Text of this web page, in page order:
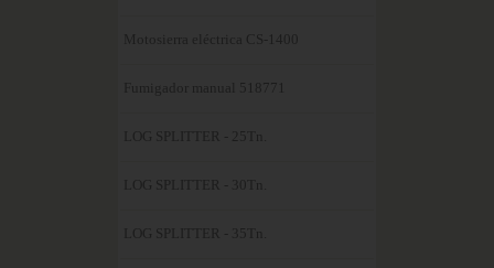
Motosierra eléctrica CS-1400
Fumigador manual 518771
LOG SPLITTER - 25Tn.
LOG SPLITTER - 30Tn.
LOG SPLITTER - 35Tn.